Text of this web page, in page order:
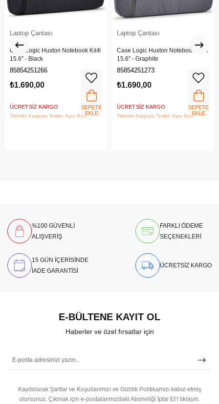
Laptop Çantası
Case Logic Huxton Notebook Kılıfı
15.6'' - Black
85854251266
₺1.690,00
ÜCRETSIZ KARGO
Tahmini Kargoya Teslim: Aynı Gün
SEPETE
EKLE
Laptop Çantası
Case Logic Huxton Notebook Kılıfı
15.6'' - Graphite
85854251273
₺1.690,00
ÜCRETSIZ KARGO
Tahmini Kargoya Teslim: Aynı Gün
SEPETE
EKLE
%100 GÜVENLİ
ALIŞVERİŞ
FARKLI ÖDEME
SEÇENEKLERİ
15 GÜN İÇERİSİNDE
İADE GARANTİSİ
ÜCRETSİZ KARGO
E-BÜLTENE KAYIT OL
Haberler ve özel fırsatlar için
Kaydolarak Şartlar ve Koşullarımızı ve Gizlilik Politikamızı kabul etmiş
olursunuz. Çıkmak için e-postalarımızdaki Aboneliği İptal Et’i tıklayın.